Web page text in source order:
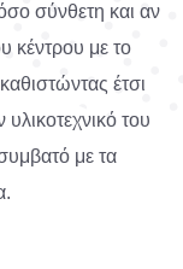
σύνθετη και αν
κέντρου με το
έτσι
του
με τα